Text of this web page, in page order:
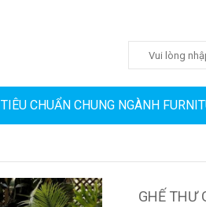
TIÊU CHUẨN CHUNG NGÀNH
GHẾ THƯ